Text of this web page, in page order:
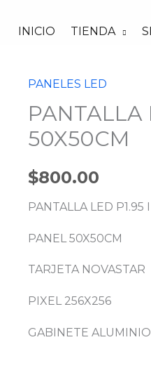
INICIO TIENDA
PANELES LED
PANTALLA
50X50CM
$800.00
PANTALLA LED P1.95
PANEL 50X50CM
TARJETA NOVASTAR
PIXEL 256X256
GABINETE
PANTALLA
LED
P1.95
INTERIOR
50X50CM
cantidad